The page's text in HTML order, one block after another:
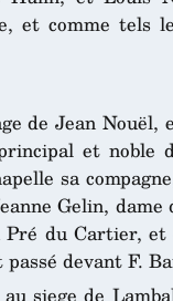
et comme tels
de Jean
et noble
sa
Gelin,
du Cartier,
devant F.
siege de